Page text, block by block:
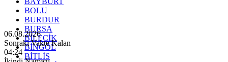
BOLU
BURDUR
BURSA
BİLECİK
BİNGÖL
BİTLİS
06.08.2026
Sonraki Vakte Kalan
04:22